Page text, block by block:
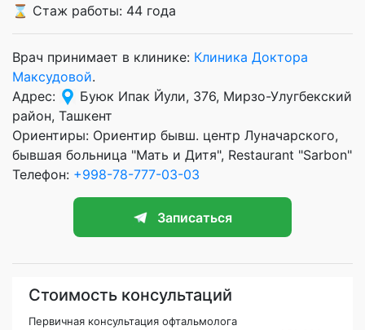
⌛ Стаж работы: 44 года
Врач принимает в клинике: Клиника Доктора
Максудовой.
Адрес:
Буюк Ипак Йули, 376, Мирзо-Улугбекский
район, Ташкент
Ориентиры: Ориентир бывш. центр Луначарского,
бывшая больница "Мать и Дитя", Restaurant "Sarbon"
Телефон: +998-78-777-03-03
Записаться
Стоимость консультаций
Первичная консультация офтальмолога